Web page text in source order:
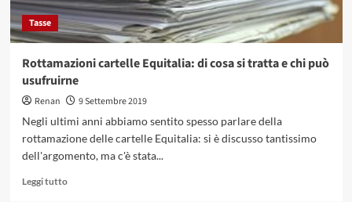
Tasse
Rottamazioni cartelle Equitalia: di cosa si tratta e chi può
usufruirne
Renan
9 Settembre 2019
Negli ultimi anni abbiamo sentito spesso parlare della
rottamazione delle cartelle Equitalia: si è discusso tantissimo
dell'argomento, ma c'è stata...
Leggi tuttoLeggi